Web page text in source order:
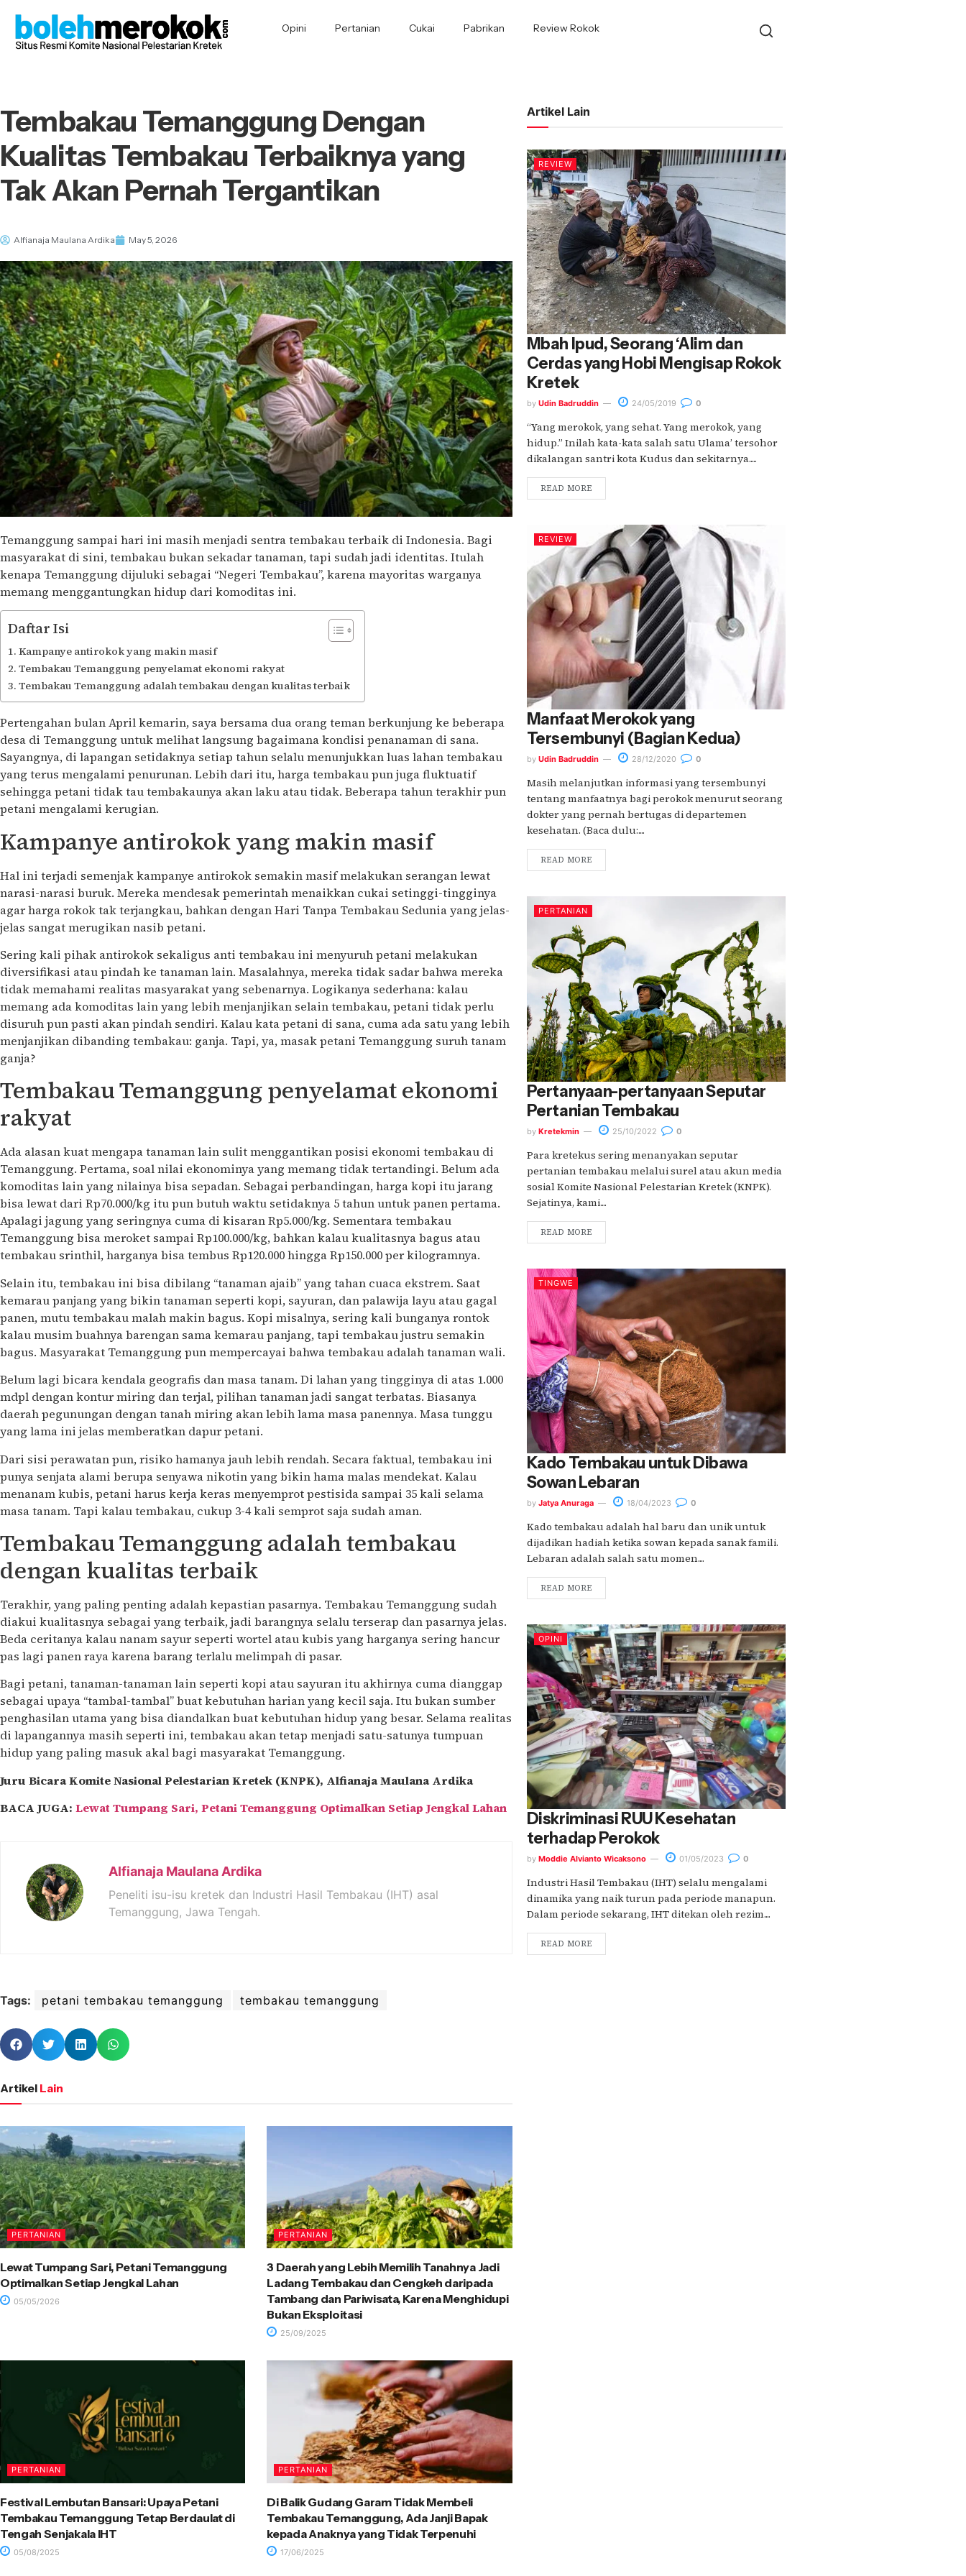
Opini Pertanian Cukai Pabrikan Review Rokok
Tembakau Temanggung Dengan
Kualitas Tembakau Terbaiknya yang
Tak Akan Pernah Tergantikan
Alfianaja Maulana Ardika May 5, 2026
Temanggung sampai hari ini masih menjadi sentra tembakau terbaik di Indonesia. Bagi
masyarakat di sini, tembakau bukan sekadar tanaman, tapi sudah jadi identitas. Itulah
kenapa Temanggung dijuluki sebagai “Negeri Tembakau”, karena mayoritas warganya
memang menggantungkan hidup dari komoditas ini.
Daftar Isi
Kampanye antirokok yang makin masif
Tembakau Temanggung penyelamat ekonomi rakyat
Tembakau Temanggung adalah tembakau dengan kualitas terbaik
Pertengahan bulan April kemarin, saya bersama dua orang teman berkunjung ke beberapa
desa di Temanggung untuk melihat langsung bagaimana kondisi penanaman di sana.
Sayangnya, di lapangan setidaknya setiap tahun selalu menunjukkan luas lahan tembakau
yang terus mengalami penurunan. Lebih dari itu, harga tembakau pun juga fluktuatif
sehingga petani tidak tau tembakaunya akan laku atau tidak. Beberapa tahun terakhir pun
petani mengalami kerugian.
Kampanye antirokok yang makin masif
Hal ini terjadi semenjak kampanye antirokok semakin masif melakukan serangan lewat
narasi-narasi buruk. Mereka mendesak pemerintah menaikkan cukai setinggi-tingginya
agar harga rokok tak terjangkau, bahkan dengan Hari Tanpa Tembakau Sedunia yang jelas-
jelas sangat merugikan nasib petani.
Sering kali pihak antirokok sekaligus anti tembakau ini menyuruh petani melakukan
diversifikasi atau pindah ke tanaman lain. Masalahnya, mereka tidak sadar bahwa mereka
tidak memahami realitas masyarakat yang sebenarnya. Logikanya sederhana: kalau
memang ada komoditas lain yang lebih menjanjikan selain tembakau, petani tidak perlu
disuruh pun pasti akan pindah sendiri. Kalau kata petani di sana, cuma ada satu yang lebih
menjanjikan dibanding tembakau: ganja. Tapi, ya, masak petani Temanggung suruh tanam
ganja?
Tembakau Temanggung penyelamat ekonomi
rakyat
Ada alasan kuat mengapa tanaman lain sulit menggantikan posisi ekonomi tembakau di
Temanggung. Pertama, soal nilai ekonominya yang memang tidak tertandingi. Belum ada
komoditas lain yang nilainya bisa sepadan. Sebagai perbandingan, harga kopi itu jarang
bisa lewat dari Rp70.000/kg itu pun butuh waktu setidaknya 5 tahun untuk panen pertama.
Apalagi jagung yang seringnya cuma di kisaran Rp5.000/kg. Sementara tembakau
Temanggung bisa meroket sampai Rp100.000/kg, bahkan kalau kualitasnya bagus atau
tembakau srinthil, harganya bisa tembus Rp120.000 hingga Rp150.000 per kilogramnya.
Selain itu, tembakau ini bisa dibilang “tanaman ajaib” yang tahan cuaca ekstrem. Saat
kemarau panjang yang bikin tanaman seperti kopi, sayuran, dan palawija layu atau gagal
panen, mutu tembakau malah makin bagus. Kopi misalnya, sering kali bunganya rontok
kalau musim buahnya barengan sama kemarau panjang, tapi tembakau justru semakin
bagus. Masyarakat Temanggung pun mempercayai bahwa tembakau adalah tanaman wali.
Belum lagi bicara kendala geografis dan masa tanam. Di lahan yang tingginya di atas 1.000
mdpl dengan kontur miring dan terjal, pilihan tanaman jadi sangat terbatas. Biasanya
daerah pegunungan dengan tanah miring akan lebih lama masa panennya. Masa tunggu
yang lama ini jelas memberatkan dapur petani.
Dari sisi perawatan pun, risiko hamanya jauh lebih rendah. Secara faktual, tembakau ini
punya senjata alami berupa senyawa nikotin yang bikin hama malas mendekat. Kalau
menanam kubis, petani harus kerja keras menyemprot pestisida sampai 35 kali selama
masa tanam. Tapi kalau tembakau, cukup 3-4 kali semprot saja sudah aman.
Tembakau Temanggung adalah tembakau
dengan kualitas terbaik
Terakhir, yang paling penting adalah kepastian pasarnya. Tembakau Temanggung sudah
diakui kualitasnya sebagai yang terbaik, jadi barangnya selalu terserap dan pasarnya jelas.
Beda ceritanya kalau nanam sayur seperti wortel atau kubis yang harganya sering hancur
pas lagi panen raya karena barang terlalu melimpah di pasar.
Bagi petani, tanaman-tanaman lain seperti kopi atau sayuran itu akhirnya cuma dianggap
sebagai upaya “tambal-tambal” buat kebutuhan harian yang kecil saja. Itu bukan sumber
penghasilan utama yang bisa diandalkan buat kebutuhan hidup yang besar. Selama realitas
di lapangannya masih seperti ini, tembakau akan tetap menjadi satu-satunya tumpuan
hidup yang paling masuk akal bagi masyarakat Temanggung.
Juru Bicara Komite Nasional Pelestarian Kretek (KNPK), Alfianaja Maulana Ardika
BACA JUGA: Lewat Tumpang Sari, Petani Temanggung Optimalkan Setiap Jengkal Lahan
Alfianaja Maulana Ardika
Peneliti isu-isu kretek dan Industri Hasil Tembakau (IHT) asal
Temanggung, Jawa Tengah.
Tags: petani tembakau temanggung tembakau temanggung
Artikel Lain
PERTANIAN
Lewat Tumpang Sari, Petani Temanggung
Optimalkan Setiap Jengkal Lahan
05/05/2026
PERTANIAN
3 Daerah yang Lebih Memilih Tanahnya Jadi
Ladang Tembakau dan Cengkeh daripada
Tambang dan Pariwisata, Karena Menghidupi
Bukan Eksploitasi
25/09/2025
PERTANIAN
Festival Lembutan Bansari: Upaya Petani
Tembakau Temanggung Tetap Berdaulat di
Tengah Senjakala IHT
05/08/2025
PERTANIAN
Di Balik Gudang Garam Tidak Membeli
Tembakau Temanggung, Ada Janji Bapak
kepada Anaknya yang Tidak Terpenuhi
17/06/2025
Artikel Lain
REVIEW
Mbah Ipud, Seorang ‘Alim dan
Cerdas yang Hobi Mengisap Rokok
Kretek
by Udin Badruddin 24/05/2019 0
“Yang merokok, yang sehat. Yang merokok, yang
hidup.” Inilah kata-kata salah satu Ulama’ tersohor
dikalangan santri kota Kudus dan sekitarnya.....
READ MORE
REVIEW
Manfaat Merokok yang
Tersembunyi (Bagian Kedua)
by Udin Badruddin 28/12/2020 0
Masih melanjutkan informasi yang tersembunyi
tentang manfaatnya bagi perokok menurut seorang
dokter yang pernah bertugas di departemen
kesehatan. (Baca dulu:....
READ MORE
PERTANIAN
Pertanyaan-pertanyaan Seputar
Pertanian Tembakau
by Kretekmin 25/10/2022 0
Para kretekus sering menanyakan seputar
pertanian tembakau melalui surel atau akun media
sosial Komite Nasional Pelestarian Kretek (KNPK).
Sejatinya, kami....
READ MORE
TINGWE
Kado Tembakau untuk Dibawa
Sowan Lebaran
by Jatya Anuraga 18/04/2023 0
Kado tembakau adalah hal baru dan unik untuk
dijadikan hadiah ketika sowan kepada sanak famili.
Lebaran adalah salah satu momen....
READ MORE
OPINI
Diskriminasi RUU Kesehatan
terhadap Perokok
by Moddie Alvianto Wicaksono 01/05/2023 0
Industri Hasil Tembakau (IHT) selalu mengalami
dinamika yang naik turun pada periode manapun.
Dalam periode sekarang, IHT ditekan oleh rezim....
READ MORE